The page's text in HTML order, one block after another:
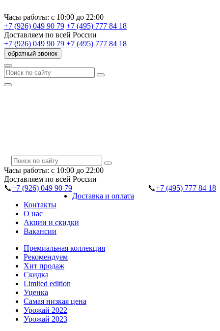
Часы работы: с 10:00 до 22:00
+7 (926) 049 90 79 +7 (495) 777 84 18
Доставляем по всей России
+7 (926) 049 90 79 +7 (495) 777 84 18
обратный звонок
Часы работы: с 10:00 до 22:00
Доставляем по всей России
📞+7 (926) 049 90 79 📞+7 (495) 777 84 18
Доставка и оплата
Контакты
О нас
Акции и скидки
Вакансии
Премиальная коллекция
Рекомендуем
Хит продаж
Скидка
Limited edition
Уценка
Самая низкая цена
Урожай 2022
Урожай 2023